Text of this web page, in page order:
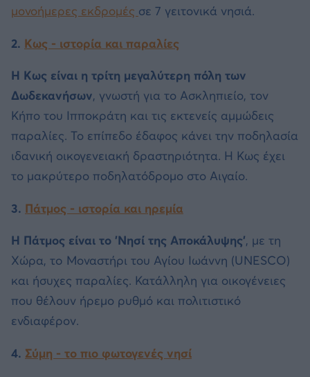
μονοήμερες εκδρομές σε 7 γειτονικά νησιά.
2. Κως - ιστορία και παραλίες
Η Κως είναι η τρίτη μεγαλύτερη πόλη των
Δωδεκανήσων, γνωστή για το Ασκληπιείο, τον
Κήπο του Ιπποκράτη και τις εκτενείς αμμώδεις
παραλίες. Το επίπεδο έδαφος κάνει την ποδηλασία
ιδανική οικογενειακή δραστηριότητα. Η Κως έχει
το μακρύτερο ποδηλατόδρομο στο Αιγαίο.
3. Πάτμος - ιστορία και ηρεμία
Η Πάτμος είναι το 'Νησί της Αποκάλυψης', με τη
Χώρα, τo Μοναστήρι του Αγίου Ιωάννη (UNESCO)
και ήσυχες παραλίες. Κατάλληλη για οικογένειες
που θέλουν ήρεμο ρυθμό και πολιτιστικό
ενδιαφέρον.
4. Σύμη - το πιο φωτογενές νησί